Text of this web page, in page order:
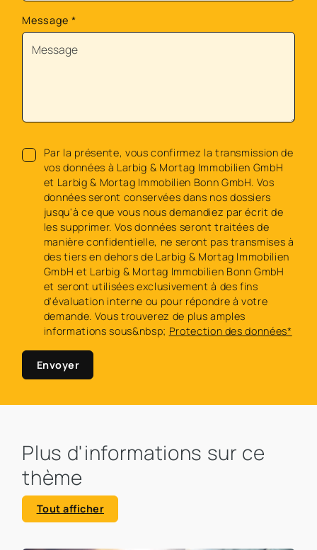
Message *
Par la présente, vous confirmez la transmission de
vos données à Larbig & Mortag Immobilien GmbH
et Larbig & Mortag Immobilien Bonn GmbH. Vos
données seront conservées dans nos dossiers
jusqu'à ce que vous nous demandiez par écrit de
les supprimer. Vos données seront traitées de
manière confidentielle, ne seront pas transmises à
des tiers en dehors de Larbig & Mortag Immobilien
GmbH et Larbig & Mortag Immobilien Bonn GmbH
et seront utilisées exclusivement à des fins
d'évaluation interne ou pour répondre à votre
demande. Vous trouverez de plus amples
informations sous&nbsp; Protection des données*
Envoyer
Plus d'informations sur ce
thème
Tout afficher